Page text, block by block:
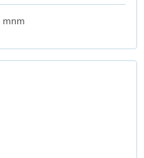
mnm